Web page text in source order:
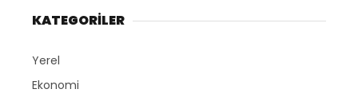
KATEGORİLER
Yerel
Ekonomi